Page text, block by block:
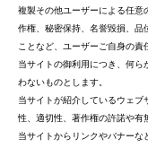
複製その他ユーザーによる任意
作権、秘密保持、名誉毀損、品
ことなど、ユーザーご自身の責
当サイトの御利用につき、何ら
わないものとします。
当サイトが紹介しているウェ
性、適切性、著作権の許諾や有
当サイトからリンクやバナー